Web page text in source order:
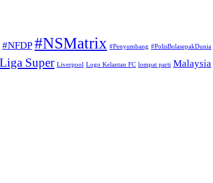
#NFDP #NSMatrix #Penyumbang #PolisBolasepakDunia
Liga Super Liverpool Logo Kelantan FC lompat parti Malaysia